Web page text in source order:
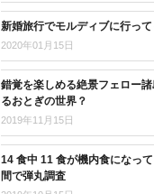
新婚旅行でモルディブに行っ
2020年01月15日
錯覚を楽しめる絶景フェロー
るおとぎの世界？
2019年11月15日
14 食中 11 食が機内食になっ
間で弾丸調査